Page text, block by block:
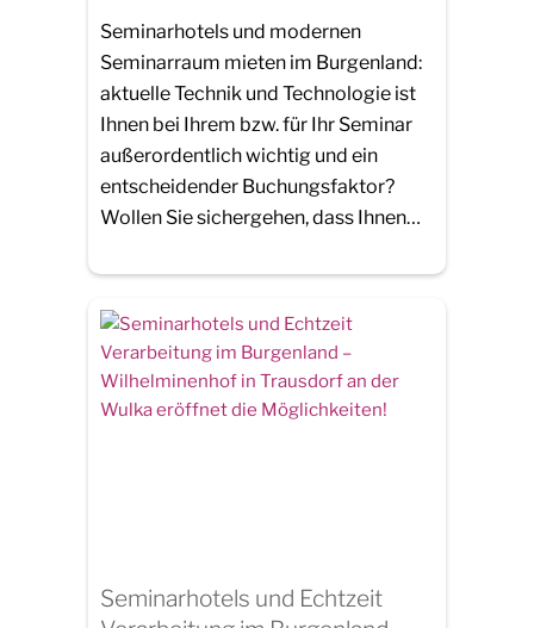
Seminarhotels und modernen
Seminarraum mieten im Burgenland:
aktuelle Technik und Technologie ist
Ihnen bei Ihrem bzw. für Ihr Seminar
außerordentlich wichtig und ein
entscheidender Buchungsfaktor?
Wollen Sie sichergehen, dass Ihnen…
Seminarhotels und Echtzeit